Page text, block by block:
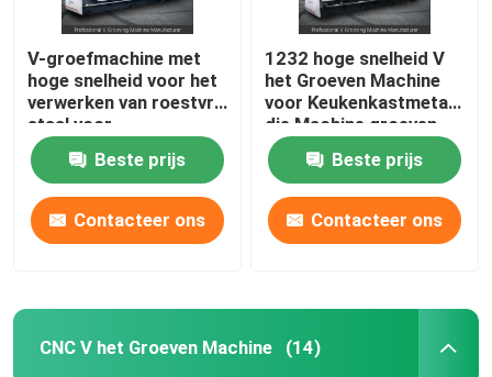
V-groefmachine met
hoge snelheid voor het
verwerken van roestvrij
staal voor
huisversiering
Beste prijs
Contacteer ons
1232 hoge snelheid V
het Groeven Machine
voor Keukenkastmetaal
die Machine groeven
Beste prijs
Contacteer ons
CNC V het Groeven Machine (14)